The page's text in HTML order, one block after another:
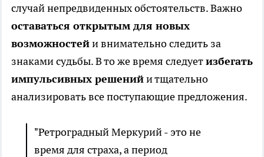
случай непредвиденных обстоятельств. Важно
оставаться открытым для новых
возможностейи внимательно следить за
знаками судьбы. В то же время следуетизбегать
импульсивных решенийи тщательно
анализировать все поступающие предложения.
"Ретроградный Меркурий - это не
время для страха, а период